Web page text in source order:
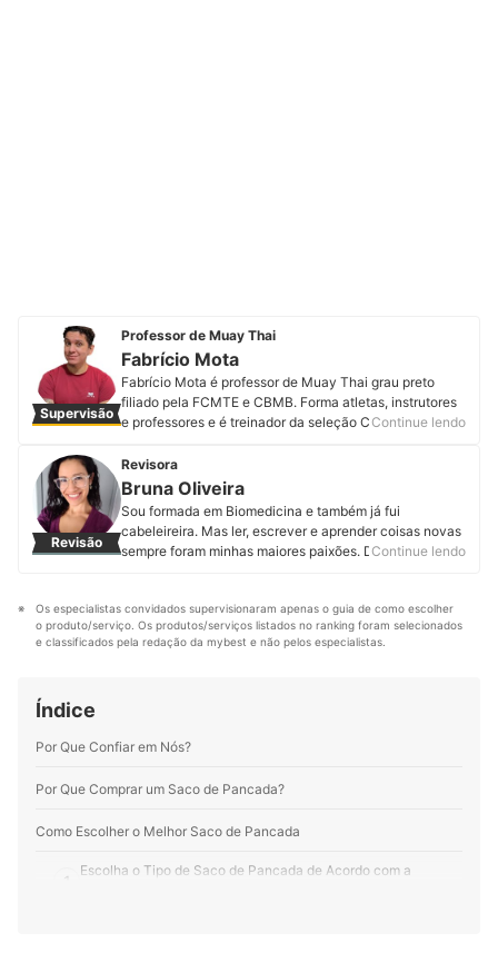
Supervisão
Professor de Muay Thai
Fabrício Mota
Fabrício Mota é professor de Muay Thai grau preto
filiado pela FCMTE e CBMB. Forma atletas, instrutores
e professores e é treinador da seleção Cearense de
medalhistas no Campeonato Brasileiro de Muay Thai.
Lidera o Projeto Nakmuay, que é destinado ao resgate
de pessoas em situação de risco em Fortaleza. Tem um
canal no YouTube com treinos e dicas de exercícios
físicos. Conheça mais sobre o Projeto Nakmuay e aulas
de Muay Thai no canal do YouTube e Instagram.
Continue lendo
Revisão
Revisora
Bruna Oliveira
Sou formada em Biomedicina e também já fui
cabeleireira. Mas ler, escrever e aprender coisas novas
sempre foram minhas maiores paixões. Desde que
multipotencialidade. Por aqui produzo e atualizo
conteúdos sobre os mais variados temas. Meus
preferidos são produtos pet, cosméticos, eletroportáteis
Continue lendo
Os especialistas convidados supervisionaram apenas o guia de como escolher
o produto/serviço. Os produtos/serviços listados no ranking foram selecionados
e classificados pela redação da mybest e não pelos especialistas.
Índice
Por Que Confiar em Nós?
Por Que Comprar um Saco de Pancada?
Como Escolher o Melhor Saco de Pancada
1
Escolha o Tipo de Saco de Pancada de Acordo com a